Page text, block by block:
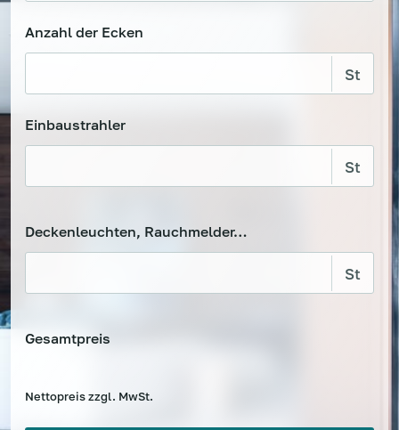
Anzahl der Ecken
Einbaustrahler
Deckenleuchten, Rauchmelder…
Gesamtpreis
Nettopreis zzgl. MwSt.